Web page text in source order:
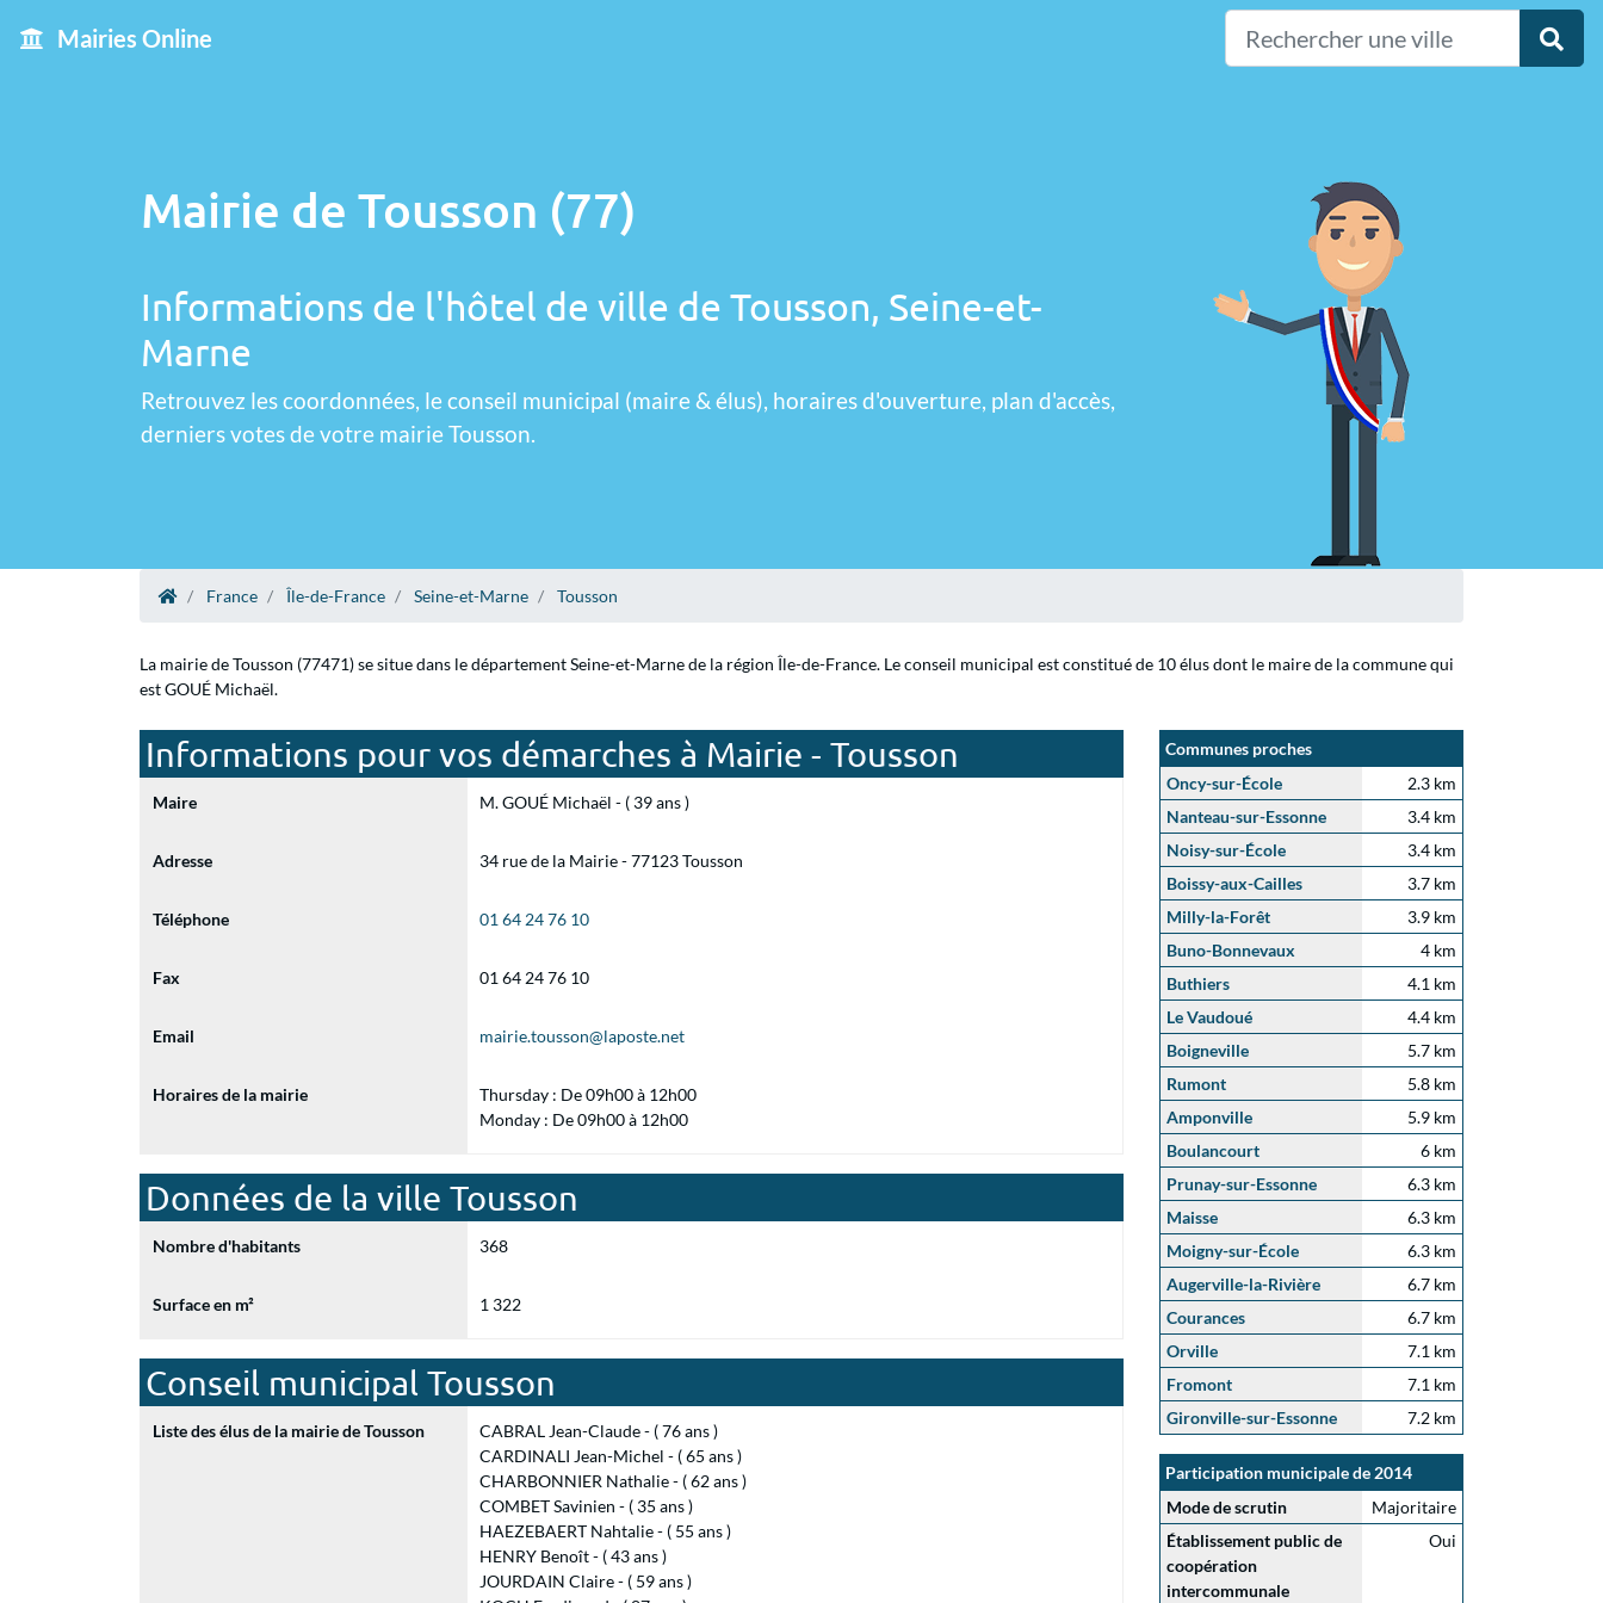
Mairies Online
Mairie de Tousson (77)
Informations de l'hôtel de ville de Tousson, Seine-et-
Marne
Retrouvez les coordonnées, le conseil municipal (maire & élus), horaires d'ouverture, plan d'accès,
derniers votes de votre mairie Tousson.
France Île-de-France Seine-et-Marne Tousson
La mairie de Tousson (77471) se situe dans le département Seine-et-Marne de la région Île-de-France. Le conseil municipal est constitué de 10 élus dont le maire de la commune qui
est GOUÉ Michaël.
Informations pour vos démarches à Mairie - Tousson
Maire M. GOUÉ Michaël - ( 39 ans )
Adresse 34 rue de la Mairie - 77123 Tousson
Téléphone 01 64 24 76 10
Fax 01 64 24 76 10
Email mairie.tousson@laposte.net
Horaires de la mairie
Thursday : De 09h00 à 12h00
Monday : De 09h00 à 12h00
Données de la ville Tousson
Nombre d'habitants 368
Surface en m² 1 322
Conseil municipal Tousson
Liste des élus de la mairie de Tousson
CABRAL Jean-Claude - ( 76 ans )
CARDINALI Jean-Michel - ( 65 ans )
CHARBONNIER Nathalie - ( 62 ans )
COMBET Savinien - ( 35 ans )
HAEZEBAERT Nahtalie - ( 55 ans )
HENRY Benoît - ( 43 ans )
JOURDAIN Claire - ( 59 ans )
Communes proches
Oncy-sur-École
2.3 km
Nanteau-sur-Essonne
3.4 km
Noisy-sur-École
3.4 km
Boissy-aux-Cailles
3.7 km
Milly-la-Forêt
3.9 km
Buno-Bonnevaux
4 km
Buthiers
4.1 km
Le Vaudoué
4.4 km
Boigneville
5.7 km
Rumont
5.8 km
Amponville
5.9 km
Boulancourt
6 km
Prunay-sur-Essonne
6.3 km
Maisse
6.3 km
Moigny-sur-École
6.3 km
Augerville-la-Rivière
6.7 km
Courances
6.7 km
Orville
7.1 km
Fromont
7.1 km
Gironville-sur-Essonne
7.2 km
Participation municipale de 2014
Mode de scrutin
Majoritaire
Établissement public de
coopération
intercommunale
Oui